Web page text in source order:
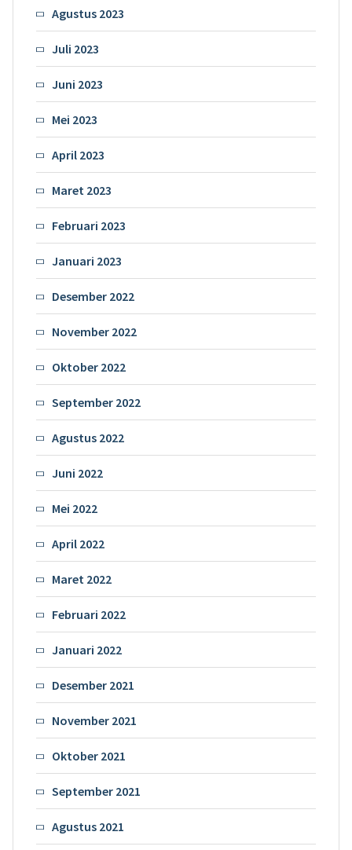
Agustus 2023
Juli 2023
Juni 2023
Mei 2023
April 2023
Maret 2023
Februari 2023
Januari 2023
Desember 2022
November 2022
Oktober 2022
September 2022
Agustus 2022
Juni 2022
Mei 2022
April 2022
Maret 2022
Februari 2022
Januari 2022
Desember 2021
November 2021
Oktober 2021
September 2021
Agustus 2021